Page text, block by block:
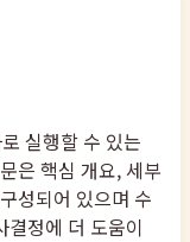
실행할 수 있는
은 핵심 개요, 세부
성되어 있으며 수
결정에 더 도움이